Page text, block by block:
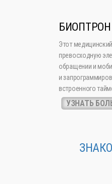
БИОПТРОН
Этот
превосходную
обращении и
и
встроенного
УЗНАТЬ